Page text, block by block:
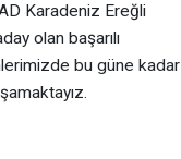
Karadeniz Ereğli
olan başarılı
bu güne kadar